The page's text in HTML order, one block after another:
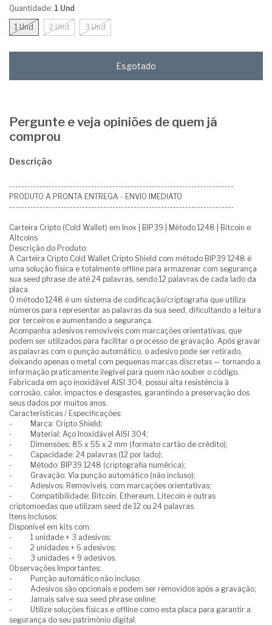
Quantidade: 1 Und
1 Und 2 Und 3 Und
Pergunte e veja opiniões de quem já
comprou
Descrição
--------------------------------------------------------------------------
PRODUTO A PRONTA ENTREGA - ENVIO IMEDIATO
--------------------------------------------------------------------------
Carteira Cripto (Cold Wallet) em Inox | BIP39 | Método 1248 | Bitcoin e
Altcoins
Descrição do Produto:
A Carteira Cripto Cold Wallet Cripto Shield com método BIP39 1248 é
uma solução física e totalmente offline para armazenar com segurança
sua seed phrase de até 24 palavras, sendo 12 palavras de cada lado da
placa.
O método 1248 é um sistema de codificação/criptografia que utiliza
números para representar as palavras da sua seed, dificultando a leitura
por terceiros e aumentando a segurança.
Acompanha adesivos removíveis com marcações orientativas, que
podem ser utilizados para facilitar o processo de gravação. Após gravar
as palavras com o punção automático, o adesivo pode ser retirado,
deixando apenas o metal com pequenas marcas discretas — tornando a
informação praticamente ilegível para quem não souber o código.
Fabricada em aço inoxidável AISI 304, possui alta resistência à
corrosão, calor, impactos e desgastes, garantindo a preservação dos
seus dados por muitos anos.
Características / Especificações:
- Marca: Cripto Shield;
- Material: Aço Inoxidável AISI 304;
- Dimensões: 85 x 55 x 2 mm (formato cartão de crédito);
- Capacidade: 24 palavras (12 por lado);
- Método: BIP39 1248 (criptografia numérica);
- Gravação: Via punção automático (não incluso);
- Adesivos: Removíveis, com marcações orientativas;
- Compatibilidade: Bitcoin, Ethereum, Litecoin e outras
criptomoedas que utilizam seed de 12 ou 24 palavras.
Itens Inclusos:
Disponível em kits com:
- 1 unidade + 3 adesivos;
- 2 unidades + 6 adesivos;
- 3 unidades + 9 adesivos.
Observações Importantes:
- Punção automático não incluso;
- Adesivos são opcionais e podem ser removidos após a gravação;
- Jamais salve sua seed phrase online;
- Utilize soluções físicas e offline como esta placa para garantir a
segurança do seu patrimônio digital.